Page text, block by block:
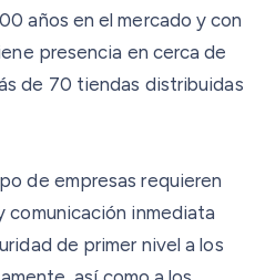
años en el mercado y con
presencia en cerca de
de 70 tiendas distribuidas
de empresas requieren
comunicación inmediata
de primer nivel a los